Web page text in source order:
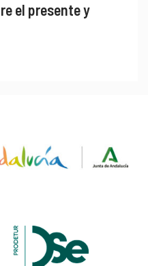
el presente y